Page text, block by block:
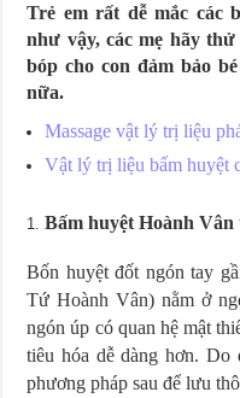
Trẻ em rất dễ mắc các
như vậy, các mẹ hãy thử
bóp cho con đảm bảo
nữa.
Massage vật lý trị liệu
Vật lý trị liệu bấm huyệt
Bấm huyệt Hoành Vân
Bốn huyệt đốt ngón tay
Tứ Hoành Vân) nằm ở
ngón úp có quan hệ mật
tiêu hóa dễ dàng hơn. Do
phương pháp sau để lưu